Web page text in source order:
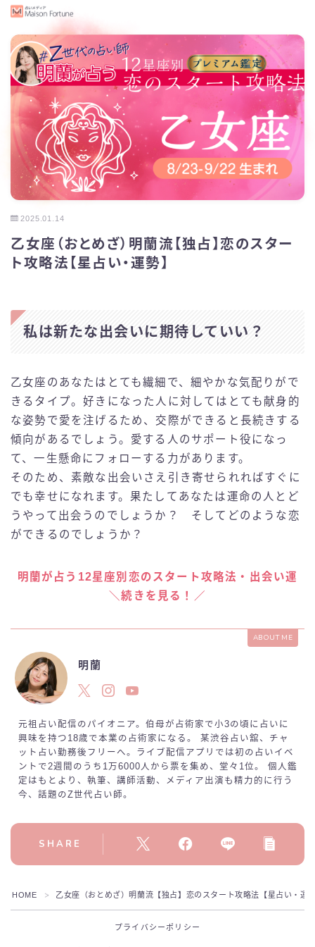
2025.01.14
乙女座（おとめざ）明蘭流【独占】恋のスター
ト攻略法【星占い・運勢】
私は新たな出会いに期待していい？
乙女座のあなたはとても繊細で、細やかな気配りがで
きるタイプ。好きになった人に対してはとても献身的
な姿勢で愛を注げるため、交際ができると長続きする
傾向があるでしょう。愛する人のサポート役になっ
て、一生懸命にフォローする力があります。
そのため、素敵な出会いさえ引き寄せられればすぐに
でも幸せになれます。果たしてあなたは運命の人とど
うやって出会うのでしょうか？ そしてどのような恋
ができるのでしょうか？
明蘭が占う12星座別恋のスタート攻略法・出会い運
＼続きを見る！／
ABOUT ME
明蘭
元祖占い配信のパイオニア。伯母が占術家で小3の頃に占いに
興味を持つ18歳で本業の占術家になる。 某渋谷占い舘、チャ
ット占い勤務後フリーへ。ライブ配信アプリでは初の占いイベ
ントで2週間のうち1万6000人から票を集め、堂々1位。 個人鑑
定はもとより、執筆、講師活動、メディア出演も精力的に行う
今、話題のZ世代占い師。
SHARE
HOME ＞ 乙女座（おとめざ）明蘭流【独占】恋のスタート攻略法【星占い・運
プライバシーポリシー